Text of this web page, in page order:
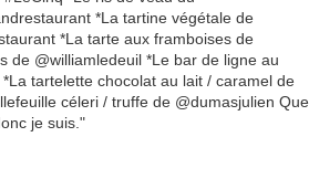
bouillons de @williamledeuil
caviar de @annesophiepic
au lait / caramel de
*Le millefeuille céleri / truffe